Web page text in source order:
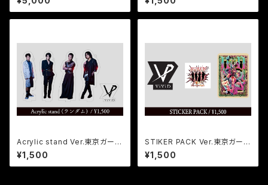
Acrylic stand Ver.東京ガーデ
ンシアター (ランダム)
¥1,500
STIKER PACK Ver.東京ガーデ
ンシアター
¥1,500